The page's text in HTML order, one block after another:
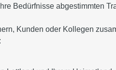
Bedürfnisse abgestimmten
Kunden oder Kollegen